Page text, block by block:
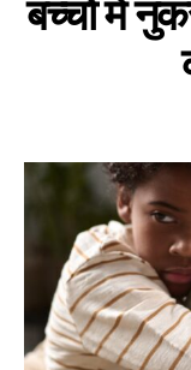
बच्चों में